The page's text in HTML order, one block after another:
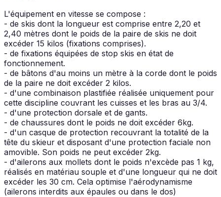
L'équipement en vitesse se compose :
- de skis dont la longueur est comprise entre 2,20 et
2,40 mètres dont le poids de la paire de skis ne doit
excéder 15 kilos (fixations comprises).
- de fixations équipées de stop skis en état de
fonctionnement.
- de bâtons d'au moins un mètre à la corde dont le poids
de la paire ne doit excéder 2 kilos.
- d'une combinaison plastifiée réalisée uniquement pour
cette discipline couvrant les cuisses et les bras au 3/4.
- d'une protection dorsale et de gants.
- de chaussures dont le poids ne doit excéder 6kg.
- d'un casque de protection recouvrant la totalité de la
tête du skieur et disposant d'une protection faciale non
amovible. Son poids ne peut excéder 2kg.
- d'ailerons aux mollets dont le poids n'excède pas 1 kg,
réalisés en matériau souple et d'une longueur qui ne doit
excéder les 30 cm. Cela optimise l'aérodynamisme
(ailerons interdits aux épaules ou dans le dos)